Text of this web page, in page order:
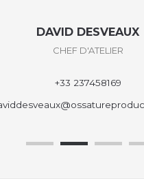
DAVID DESVEAUX
CHEF D'ATELIER
+33 237458169